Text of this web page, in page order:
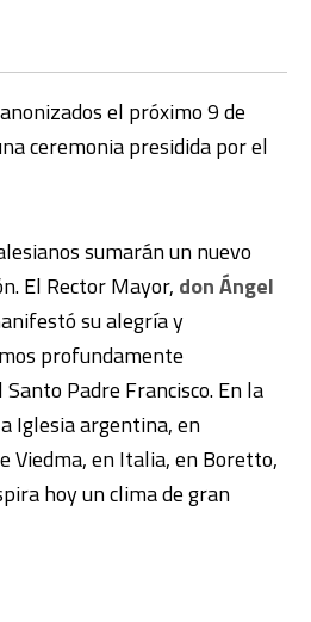
el próximo 9 de
ceremonia presidida por el
sumarán un nuevo
El Rector Mayor, don Ángel
su alegría y
profundamente
Padre Francisco. En la
Iglesia argentina, en
Viedma, en Italia, en Boretto,
hoy un clima de gran